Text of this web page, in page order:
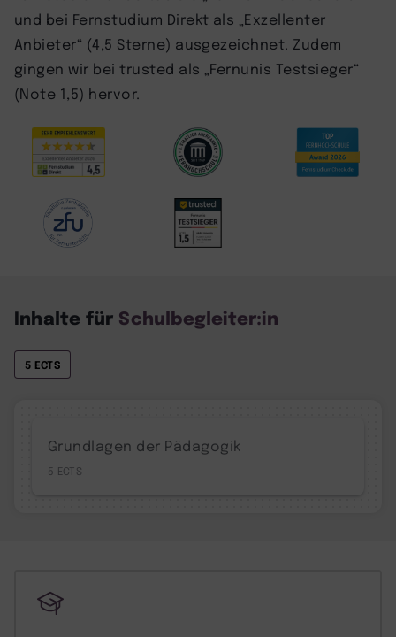
und bei Fernstudium Direkt als „Exzellenter
Anbieter“ (4,5 Sterne) ausgezeichnet. Zudem
gingen wir bei trusted als „Fernunis Testsieger“
(Note 1,5) hervor.
Inhalte für Schulbegleiter:in
5 ECTS
Grundlagen der Pädagogik
5